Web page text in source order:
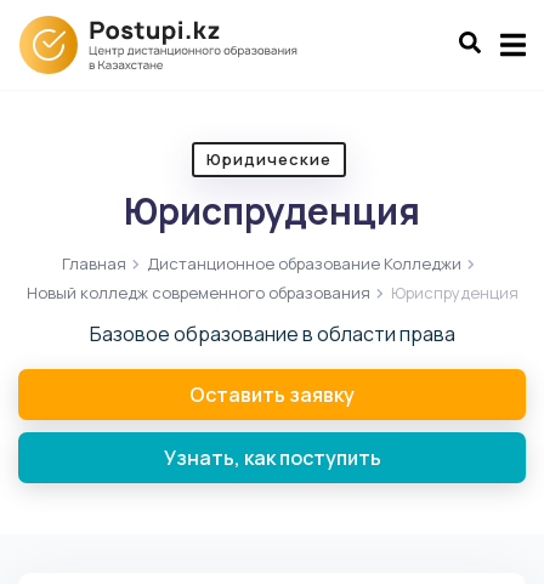
Юридические
Юриспруденция
Главная
Дистанционное образование Колледжи
Новый колледж современного образования
Юриспруденция
Базовое образование в области права
Оставить заявку
Узнать, как поступить